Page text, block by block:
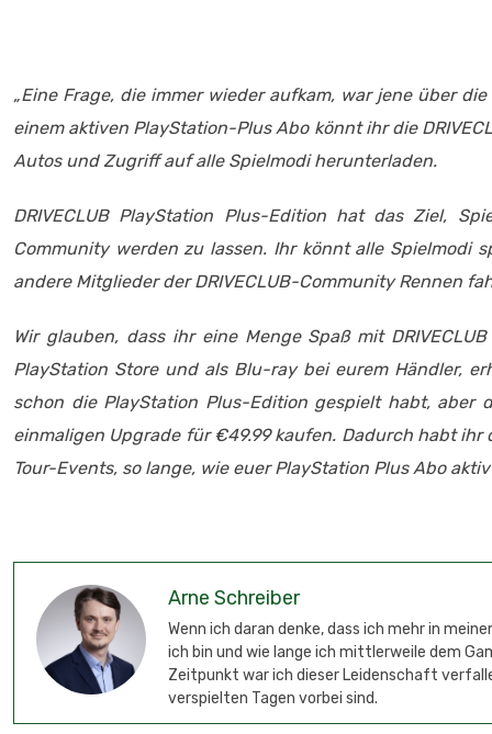
„Eine Frage, die immer wieder aufkam, war jene über
einem aktiven PlayStation-Plus Abo könnt ihr die
Autos und Zugriff auf alle Spielmodi herunterladen.
DRIVECLUB PlayStation Plus-Edition hat das Ziel,
Community werden zu lassen. Ihr könnt alle Spielmodi
andere Mitglieder der DRIVECLUB-Community Rennen
Wir glauben, dass ihr eine Menge Spaß mit
PlayStation Store und als Blu-ray bei eurem Händler,
schon die PlayStation Plus-Edition gespielt habt, aber
einmaligen Upgrade für €49.99 kaufen. Dadurch habt
Tour-Events, so lange, wie euer PlayStation Plus Abo aktiv
Arne Schreiber
Wenn ich daran denke, dass ich mehr in
ich bin und wie lange ich mittlerweile dem
Zeitpunkt war ich dieser Leidenschaft
verspielten Tagen vorbei sind.